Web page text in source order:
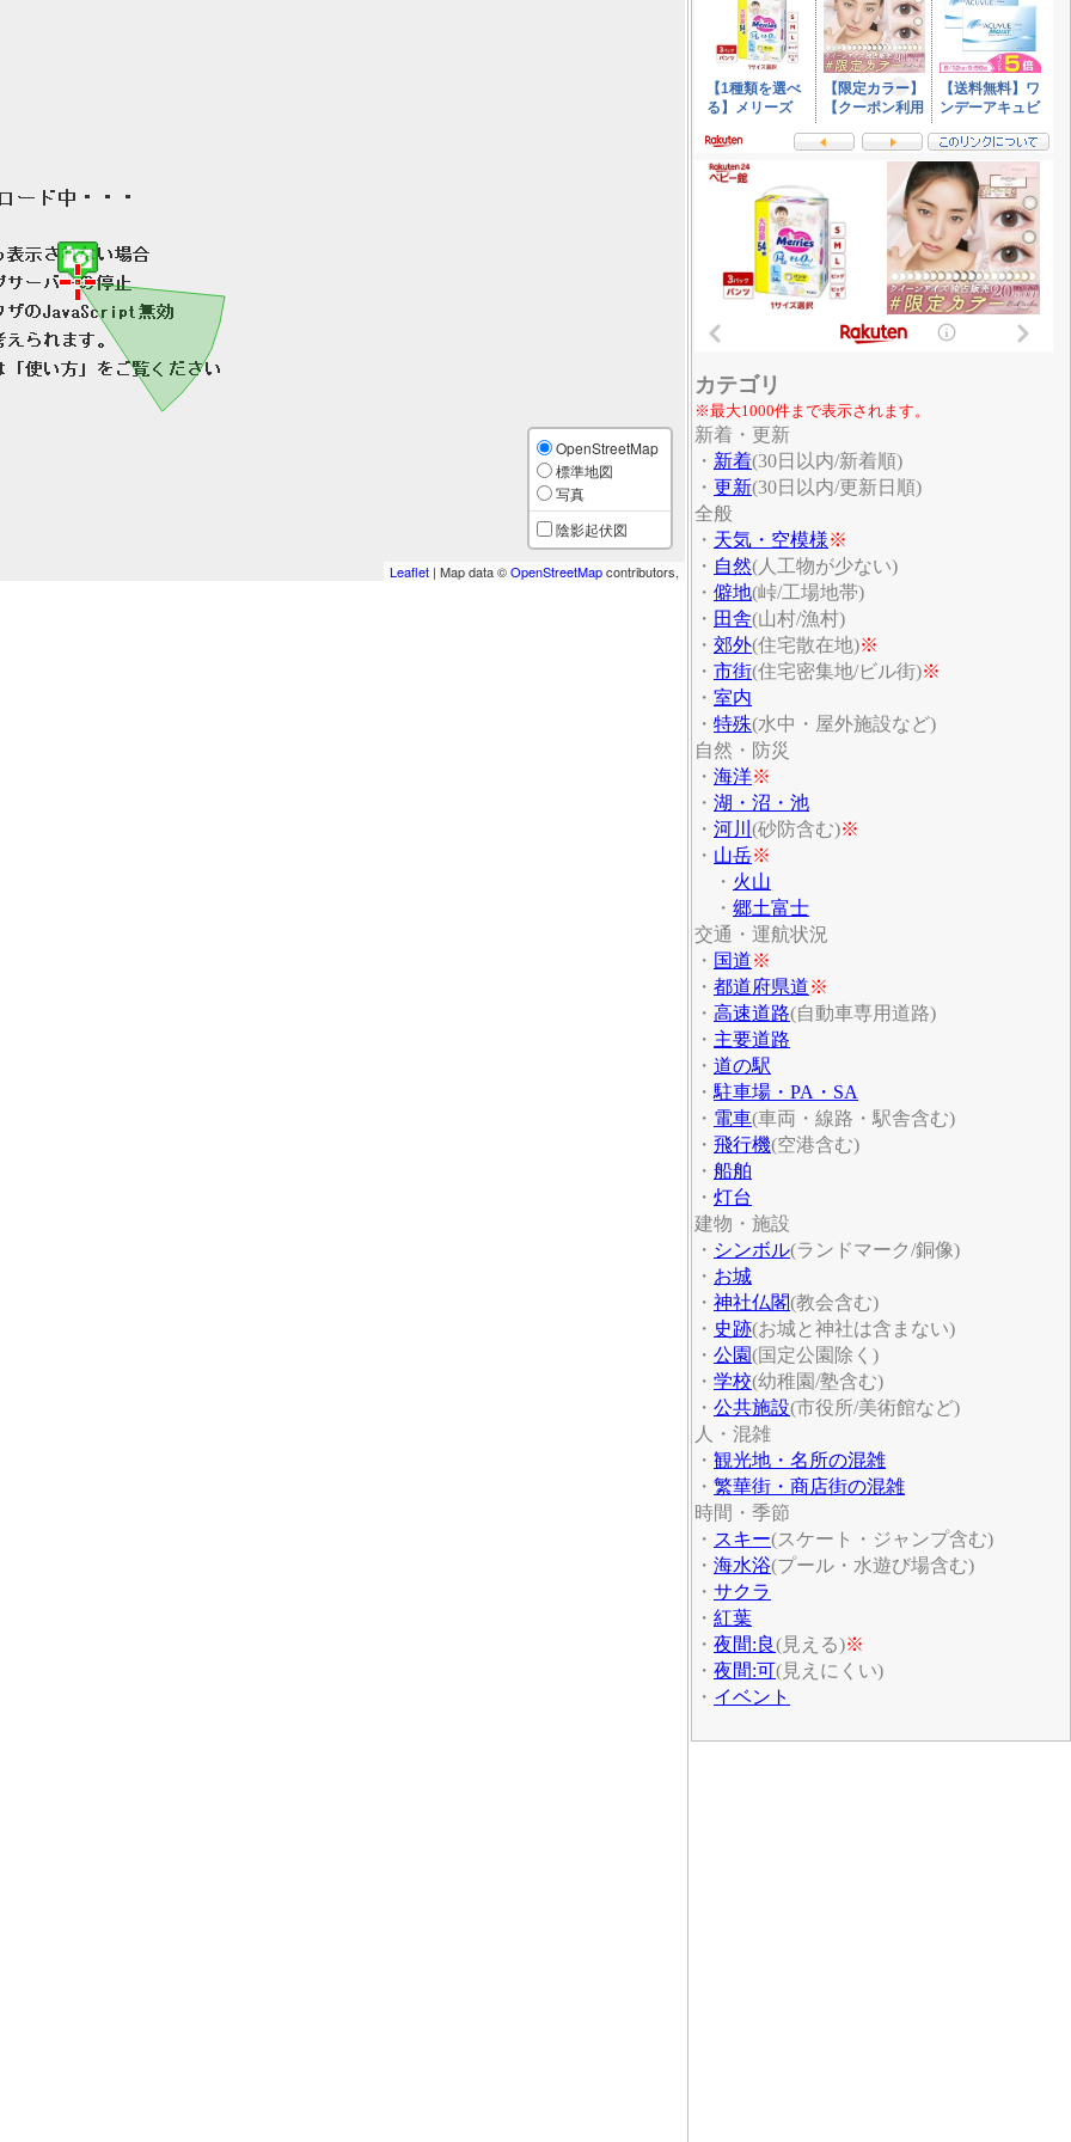
OpenStreetMap
標準地図
写真
陰影起伏図
Leaflet | Map data ©OpenStreetMapcontributors,
カテゴリ
※最大1000件まで表示されます。
新着・更新
・ 新着(30日以内/新着順)
・ 更新(30日以内/更新日順)
全般
・ 天気・空模様※
・ 自然(人工物が少ない)
・ 僻地(峠/工場地帯)
・ 田舎(山村/漁村)
・ 郊外(住宅散在地)※
・ 市街(住宅密集地/ビル街)※
・ 室内
・ 特殊(水中・屋外施設など)
自然・防災
・ 海洋※
・ 湖・沼・池
・ 河川 (砂防含む)※
・ 山岳※
・ 火山
・ 郷土富士
交通・運航状況
・ 国道※
・ 都道府県道※
・ 高速道路(自動車専用道路)
・ 主要道路
・ 道の駅
・ 駐車場・PA・SA
・ 電車(車両・線路・駅舎含む)
・ 飛行機(空港含む)
・ 船舶
・ 灯台
建物・施設
・ シンボル(ランドマーク/銅像)
・ お城
・ 神社仏閣(教会含む)
・ 史跡(お城と神社は含まない)
・ 公園(国定公園除く)
・ 学校(幼稚園/塾含む)
・ 公共施設(市役所/美術館など)
人・混雑
・ 観光地・名所の混雑
・ 繁華街・商店街の混雑
時間・季節
・ スキー(スケート・ジャンプ含む)
・ 海水浴(プール・水遊び場含む)
・ サクラ
・ 紅葉
・ 夜間:良(見える)※
・ 夜間:可(見えにくい)
・ イベント